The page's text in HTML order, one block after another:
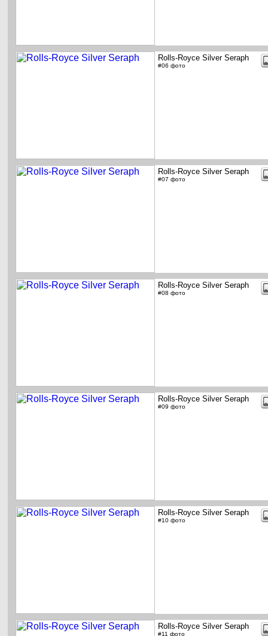
Rolls-Royce Silver Seraph
#06 фото
Rolls-Royce Silver Seraph
#07 фото
Rolls-Royce Silver Seraph
#08 фото
Rolls-Royce Silver Seraph
#09 фото
Rolls-Royce Silver Seraph
#10 фото
Rolls-Royce Silver Seraph
#11 фото